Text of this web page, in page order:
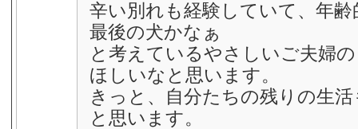
辛い別れも経験していて、年
最後の犬かなぁ
と考えているやさしいご夫婦
ほしいなと思います。
きっと、自分たちの残りの生
と思います。